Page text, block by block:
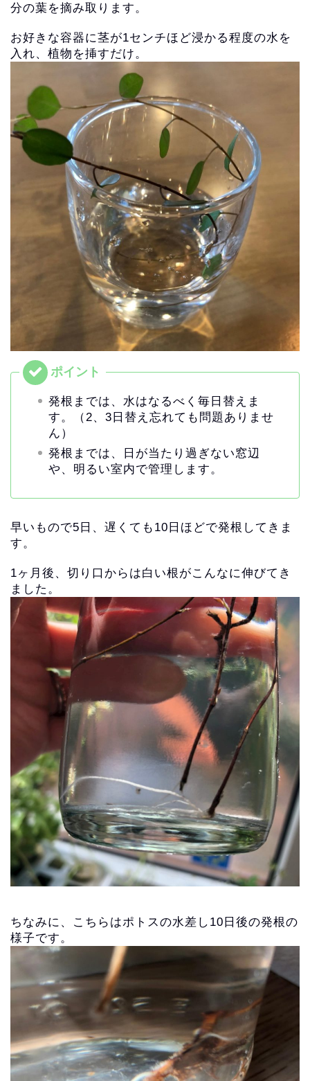
分の葉を摘み取ります。
お好きな容器に茎が1センチほど浸かる程度の水を
入れ、 植物を挿すだけ。
発根までは、水はなるべく毎日替えま
す。（2、 3日替え忘れても問題ありませ
ん）
発根までは、日が当たり過ぎない窓辺
や、明るい室内で管理します。
早いもので5日、遅くても10日ほどで発根してきま
す。
1ヶ月後、切り口からは白い根がこんなに伸びてき
ました。
ちなみに、こちらはポトスの水差し10日後の発根の
様子です。